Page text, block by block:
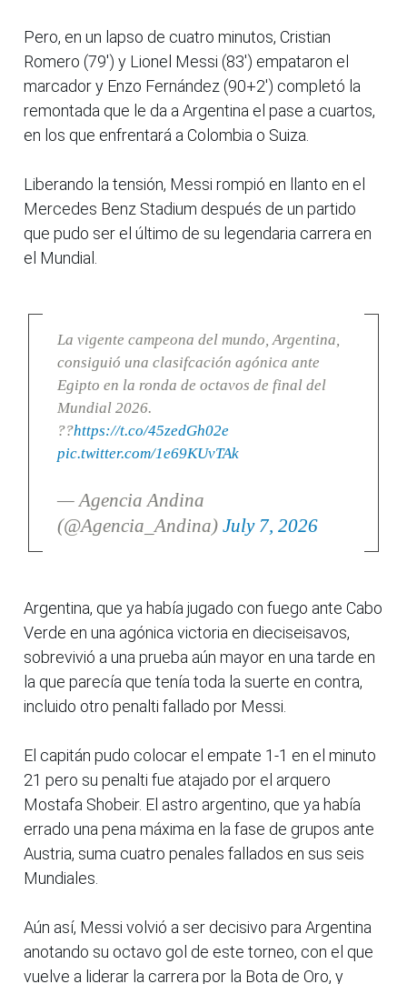
Pero, en un lapso de cuatro minutos, Cristian
Romero (79') y Lionel Messi (83') empataron el
marcador y Enzo Fernández (90+2') completó la
remontada que le da a Argentina el pase a cuartos,
en los que enfrentará a Colombia o Suiza.
Liberando la tensión, Messi rompió en llanto en el
Mercedes Benz Stadium después de un partido
que pudo ser el último de su legendaria carrera en
el Mundial.
La vigente campeona del mundo, Argentina,
consiguió una clasifcación agónica ante
Egipto en la ronda de octavos de final del
Mundial 2026.
??https://t.co/45zedGh02e
pic.twitter.com/1e69KUvTAk
— Agencia Andina
(@Agencia_Andina) July 7, 2026
Argentina, que ya había jugado con fuego ante Cabo
Verde en una agónica victoria en dieciseisavos,
sobrevivió a una prueba aún mayor en una tarde en
la que parecía que tenía toda la suerte en contra,
incluido otro penalti fallado por Messi.
El capitán pudo colocar el empate 1-1 en el minuto
21 pero su penalti fue atajado por el arquero
Mostafa Shobeir. El astro argentino, que ya había
errado una pena máxima en la fase de grupos ante
Austria, suma cuatro penales fallados en sus seis
Mundiales.
Aún así, Messi volvió a ser decisivo para Argentina
anotando su octavo gol de este torneo, con el que
vuelve a liderar la carrera por la Bota de Oro, y